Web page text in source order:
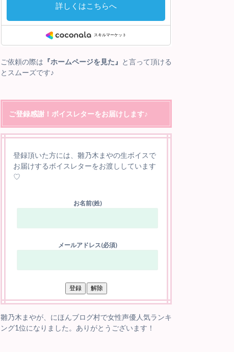
ご依頼の際は 『ホームページを見た』 と言って頂ける
とスムーズです♪
ご登録感謝！ボイスレターをお届けします♪
登録頂いた方には、雛乃木まやの生ボイスで
お届けするボイスレターをお渡ししています
♡
お名前(姓)
メールアドレス(必須)
雛乃木まやが、にほんブログ村で女性声優人気ランキ
ング1位になりました。ありがとうございます！